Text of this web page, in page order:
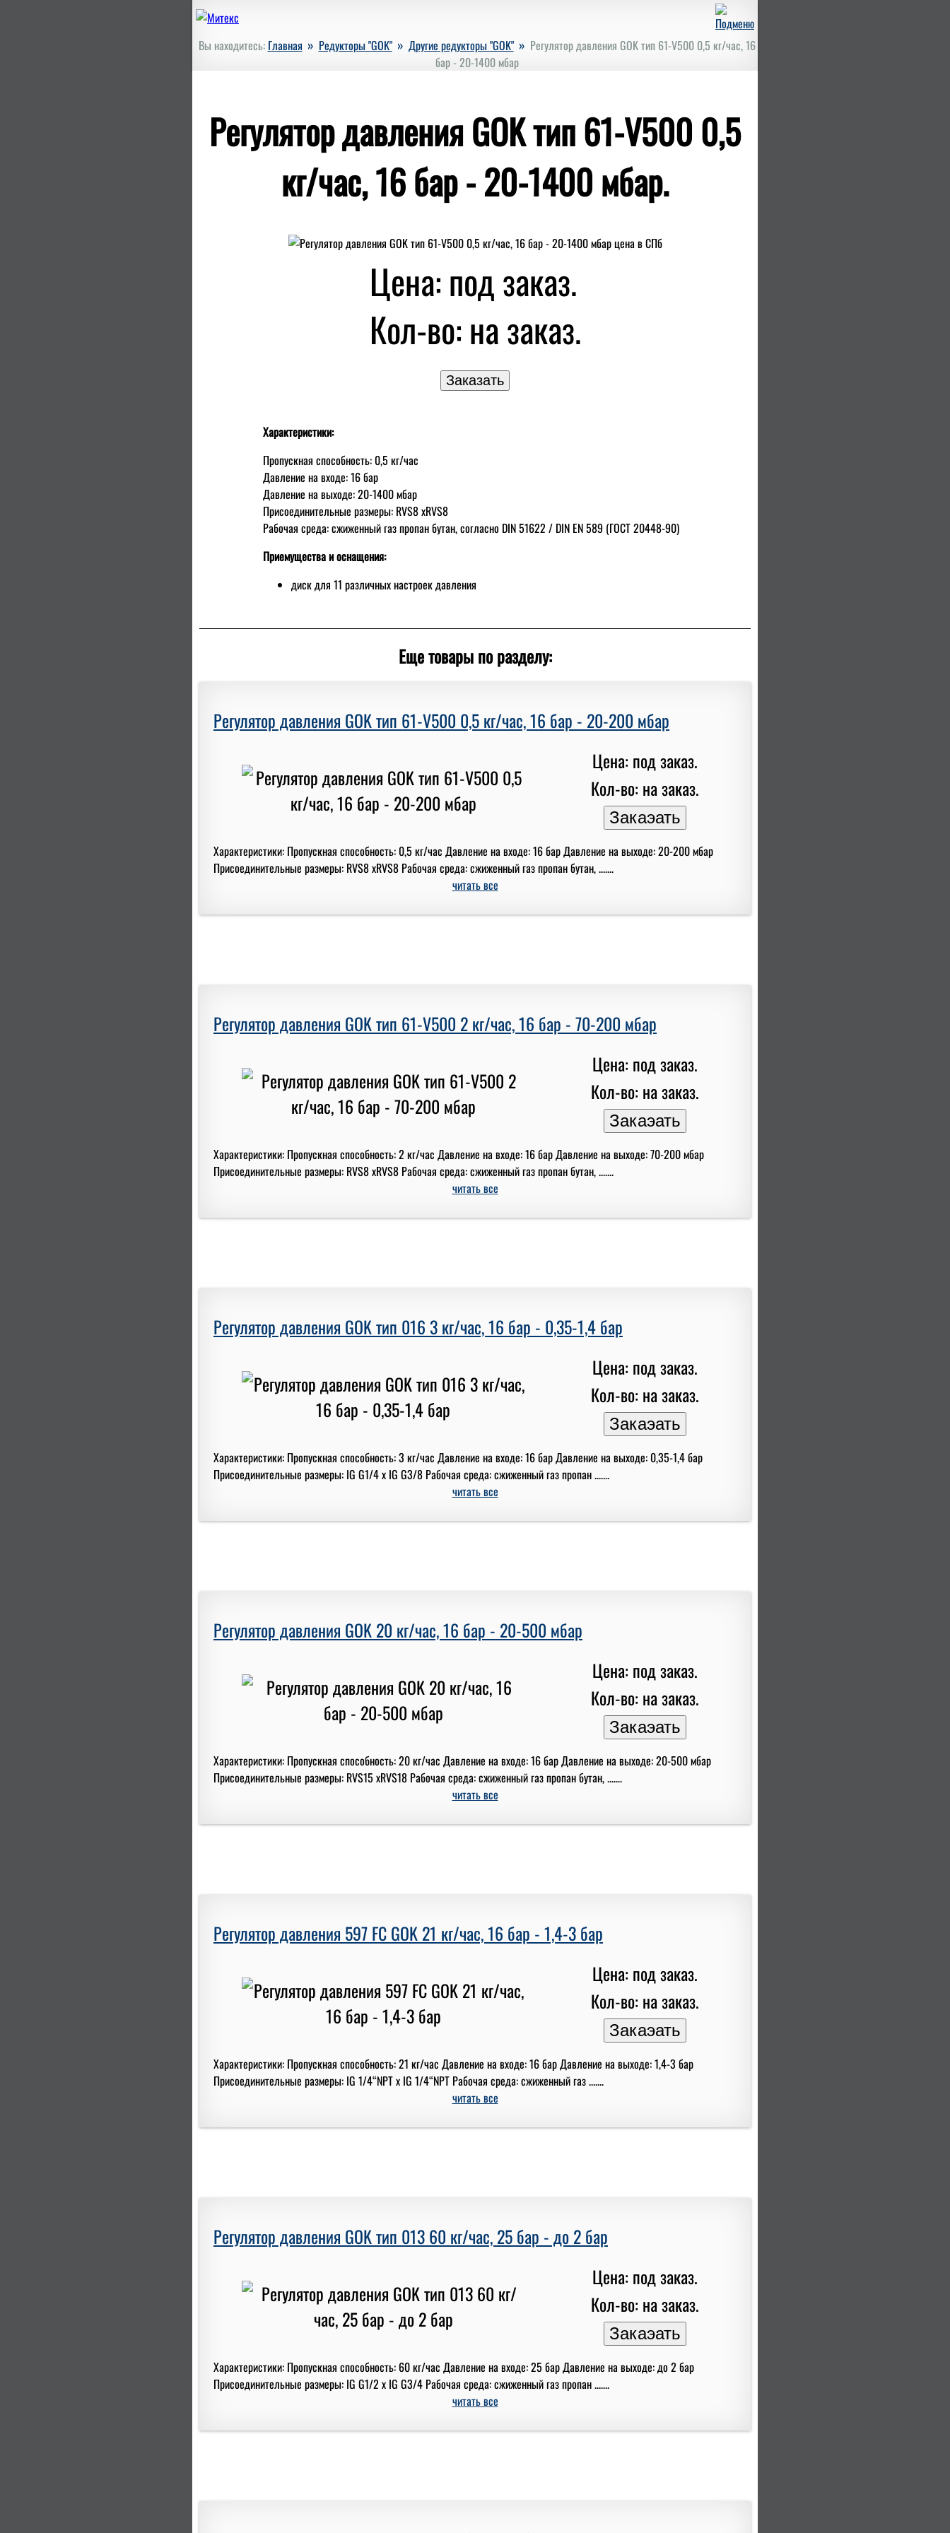
Вы находитесь: Главная » Редукторы "GOK" » Другие редукторы "GOK" » Регулятор давления GOK тип 61-V500 0,5 кг/час, 16
бар - 20-1400 мбар
Регулятор давления GOK тип 61-V500 0,5
кг/час, 16 бар - 20-1400 мбар.
Цена: под заказ.
Кол-во:на заказ.
Характеристики:
Пропускная способность: 0,5 кг/час
Давление на входе: 16 бар
Давление на выходе: 20-1400 мбар
Присоединительные размеры: RVS8 xRVS8
Рабочая среда: сжиженный газ пропан бутан, согласно DIN 51622 / DIN EN 589 (ГОСТ 20448-90)
Приемущества и оснащения:
диск для 11 различных настроек давления
Еще товары по разделу:
Регулятор давления GOK тип 61-V500 0,5 кг/час, 16 бар - 20-200 мбар
Цена: под заказ.
Кол-во: на заказ.
Характеристики: Пропускная способность: 0,5 кг/час Давление на входе: 16 бар Давление на выходе: 20-200 мбар
Присоединительные размеры: RVS8 xRVS8 Рабочая среда: сжиженный газ пропан бутан, .......
читать все
Регулятор давления GOK тип 61-V500 2 кг/час, 16 бар - 70-200 мбар
Цена: под заказ.
Кол-во: на заказ.
Характеристики: Пропускная способность: 2 кг/час Давление на входе: 16 бар Давление на выходе: 70-200 мбар
Присоединительные размеры: RVS8 xRVS8 Рабочая среда: сжиженный газ пропан бутан, .......
читать все
Регулятор давления GOK тип 016 3 кг/час, 16 бар - 0,35-1,4 бар
Цена: под заказ.
Кол-во: на заказ.
Характеристики: Пропускная способность: 3 кг/час Давление на входе: 16 бар Давление на выходе: 0,35-1,4 бар
Присоединительные размеры: IG G1/4 x IG G3/8 Рабочая среда: сжиженный газ пропан .......
читать все
Регулятор давления GOK 20 кг/час, 16 бар - 20-500 мбар
Цена: под заказ.
Кол-во: на заказ.
Характеристики: Пропускная способность: 20 кг/час Давление на входе: 16 бар Давление на выходе: 20-500 мбар
Присоединительные размеры: RVS15 xRVS18 Рабочая среда: сжиженный газ пропан бутан, .......
читать все
Регулятор давления 597 FC GOK 21 кг/час, 16 бар - 1,4-3 бар
Цена: под заказ.
Кол-во: на заказ.
Характеристики: Пропускная способность: 21 кг/час Давление на входе: 16 бар Давление на выходе: 1,4-3 бар
Присоединительные размеры: IG 1/4“NPT x IG 1/4“NPT Рабочая среда: сжиженный газ .......
читать все
Регулятор давления GOK тип 013 60 кг/час, 25 бар - до 2 бар
Цена: под заказ.
Кол-во: на заказ.
Характеристики: Пропускная способность: 60 кг/час Давление на входе: 25 бар Давление на выходе: до 2 бар
Присоединительные размеры: IG G1/2 x IG G3/4 Рабочая среда: сжиженный газ пропан .......
читать все